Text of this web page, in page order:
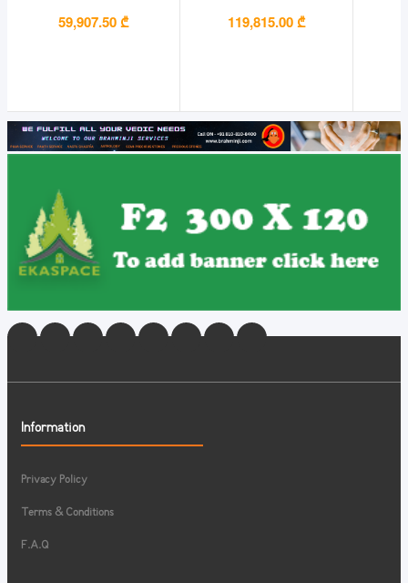
59,907.50 ₾ 119,815.00 ₾
Information
Privacy Policy
Terms & Conditions
F.A.Q